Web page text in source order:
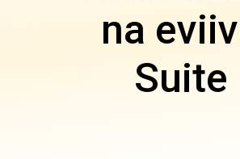
na
Suite